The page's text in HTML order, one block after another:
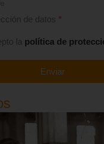
de datos *
la política de
Enviar